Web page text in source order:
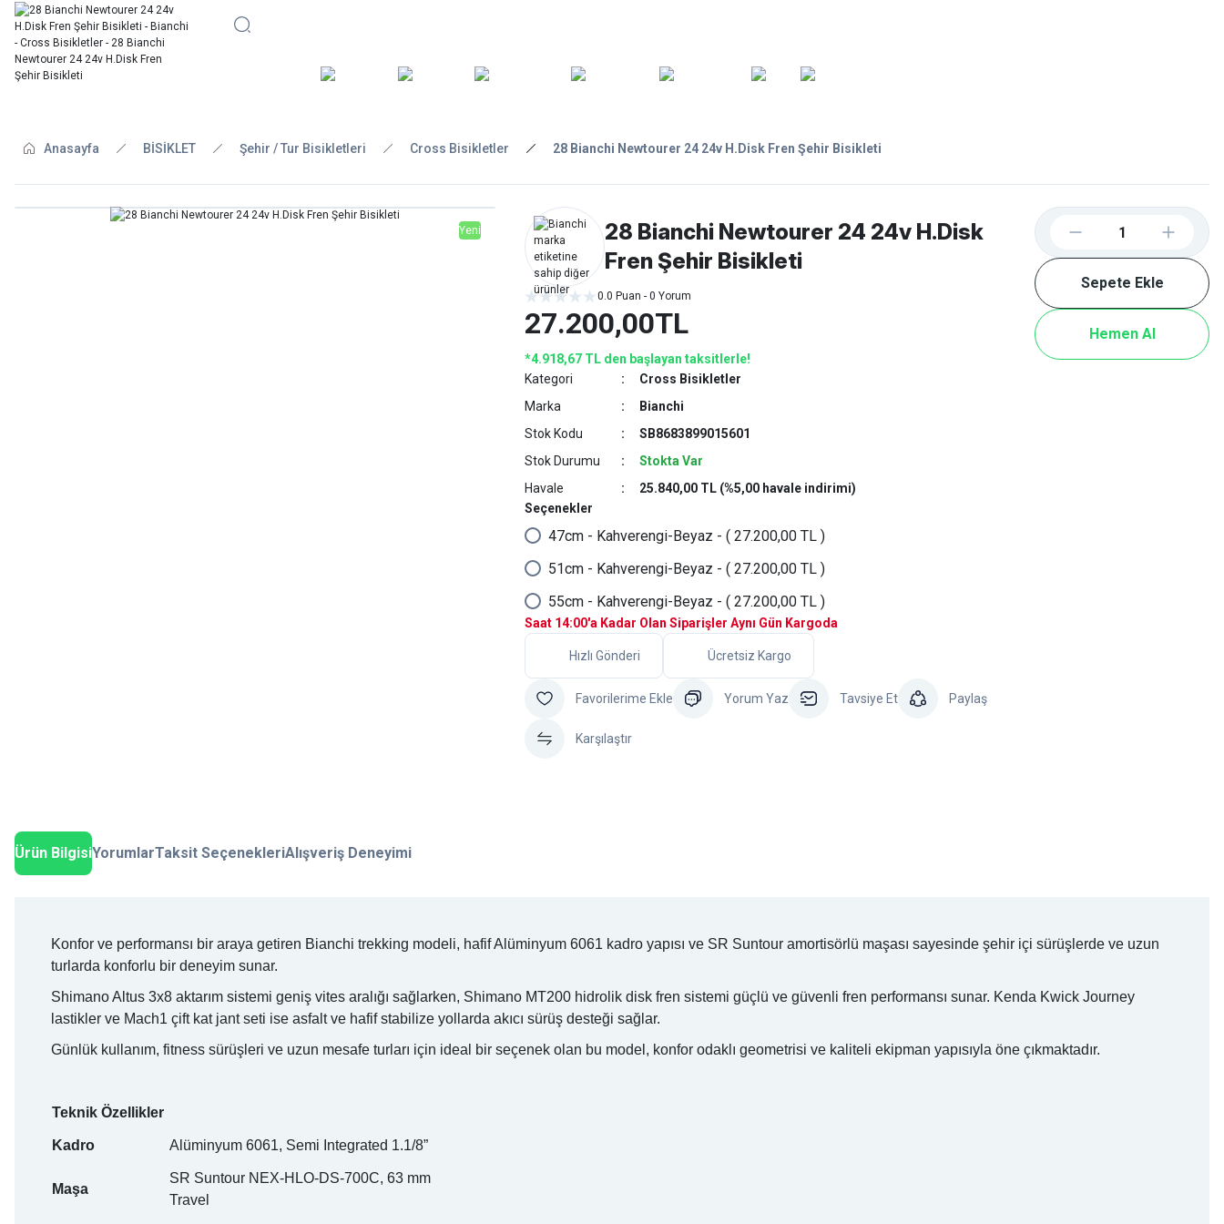
BİSİKLET AKSESUARLAR ASKI/TAŞIMA TAMİR/BAKIM GİYİM
Anasayfa BİSİKLET Şehir / Tur Bisikletleri Cross Bisikletler 28 Bianchi Newtourer 24 24v H.Disk Fren Şehir Bisikleti
Yeni
28 Bianchi Newtourer 24 24v H.Disk
Fren Şehir Bisikleti
0.0 Puan - 0 Yorum
27.200,00TL
*4.918,67 TL den başlayan taksitlerle!
Kategori
Cross Bisikletler
Marka
Bianchi
Stok Kodu
SB8683899015601
Stok Durumu
Stokta Var
Havale
25.840,00 TL (%5,00 havale indirimi)
Saat 14:00'a Kadar Olan Siparişler Aynı Gün Kargoda
Seçenekler
47cm - Kahverengi-Beyaz - ( 27.200,00 TL )
51cm - Kahverengi-Beyaz - ( 27.200,00 TL )
55cm - Kahverengi-Beyaz - ( 27.200,00 TL )
Hızlı Gönderi Ücretsiz Kargo
Yorum Yaz Tavsiye Et Paylaş
Karşılaştır
Sepete Ekle
Hemen Al
Ürün BilgisiYorumlarTaksit SeçenekleriAlışveriş Deneyimi
Konfor ve performansı bir araya getiren Bianchi trekking modeli, hafif Alüminyum 6061 kadro yapısı ve SR Suntour amortisörlü maşası sayesinde şehir içi sürüşlerde ve uzun
turlarda konforlu bir deneyim sunar.
Shimano Altus 3x8 aktarım sistemi geniş vites aralığı sağlarken, Shimano MT200 hidrolik disk fren sistemi güçlü ve güvenli fren performansı sunar. Kenda Kwick Journey
lastikler ve Mach1 çift kat jant seti ise asfalt ve hafif stabilize yollarda akıcı sürüş desteği sağlar.
Günlük kullanım, fitness sürüşleri ve uzun mesafe turları için ideal bir seçenek olan bu model, konfor odaklı geometrisi ve kaliteli ekipman yapısıyla öne çıkmaktadır.
Teknik Özellikler
Kadro Alüminyum 6061, Semi Integrated 1.1/8”
Maşa
SR Suntour NEX-HLO-DS-700C, 63 mm
Travel